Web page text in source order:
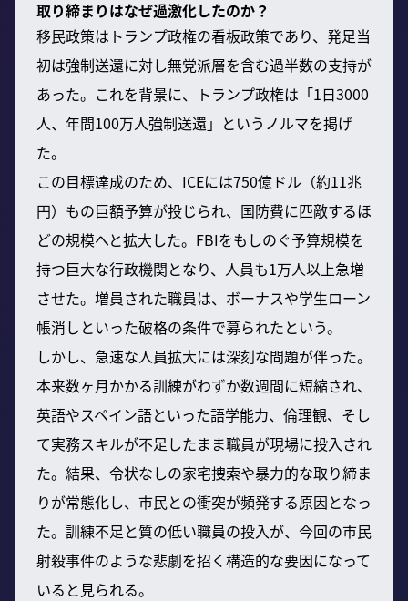
取り締まりはなぜ過激化したのか？
移民政策はトランプ政権の看板政策であり、発足当
初は強制送還に対し無党派層を含む過半数の支持が
あった。これを背景に、トランプ政権は「1日3000
人、年間100万人強制送還」というノルマを掲げ
た。
この目標達成のため、ICEには750億ドル（約11兆
円）もの巨額予算が投じられ、国防費に匹敵するほ
どの規模へと拡大した。FBIをもしのぐ予算規模を
持つ巨大な行政機関となり、人員も1万人以上急増
させた。増員された職員は、ボーナスや学生ローン
帳消しといった破格の条件で募られたという。
しかし、急速な人員拡大には深刻な問題が伴った。
本来数ヶ月かかる訓練がわずか数週間に短縮され、
英語やスペイン語といった語学能力、倫理観、そし
て実務スキルが不足したまま職員が現場に投入され
た。結果、令状なしの家宅捜索や暴力的な取り締ま
りが常態化し、市民との衝突が頻発する原因となっ
た。訓練不足と質の低い職員の投入が、今回の市民
射殺事件のような悲劇を招く構造的な要因になって
いると見られる。